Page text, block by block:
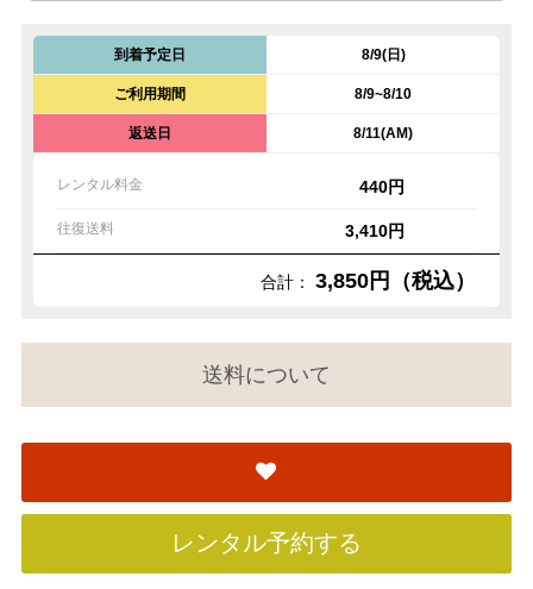
到着予定日 8/9(日)
ご利用期間 8/9~8/10
返送日 8/11(AM)
レンタル料金 440円
往復送料 3,410円
合計： 3,850円（税込）
送料について
レンタル予約する